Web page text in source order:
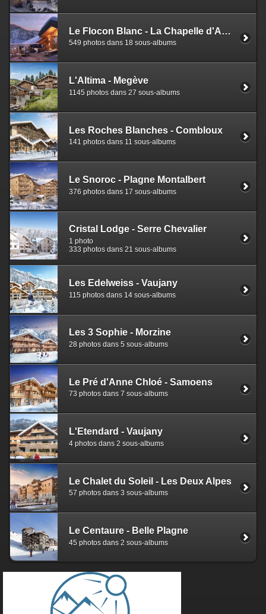
Le Flocon Blanc - La Chapelle d'Abondance
549 photos dans 18 sous-albums
L'Altima - Megève
1145 photos dans 27 sous-albums
Les Roches Blanches - Combloux
141 photos dans 11 sous-albums
Le Snoroc - Plagne Montalbert
376 photos dans 17 sous-albums
Cristal Lodge - Serre Chevalier
1 photo
333 photos dans 21 sous-albums
Les Edelweiss - Vaujany
115 photos dans 14 sous-albums
Les 3 Sophie - Morzine
28 photos dans 5 sous-albums
Le Pré d'Anne Chloé - Samoens
73 photos dans 7 sous-albums
L'Etendard - Vaujany
4 photos dans 2 sous-albums
Le Chalet du Soleil - Les Deux Alpes
57 photos dans 3 sous-albums
Le Centaure - Belle Plagne
45 photos dans 2 sous-albums